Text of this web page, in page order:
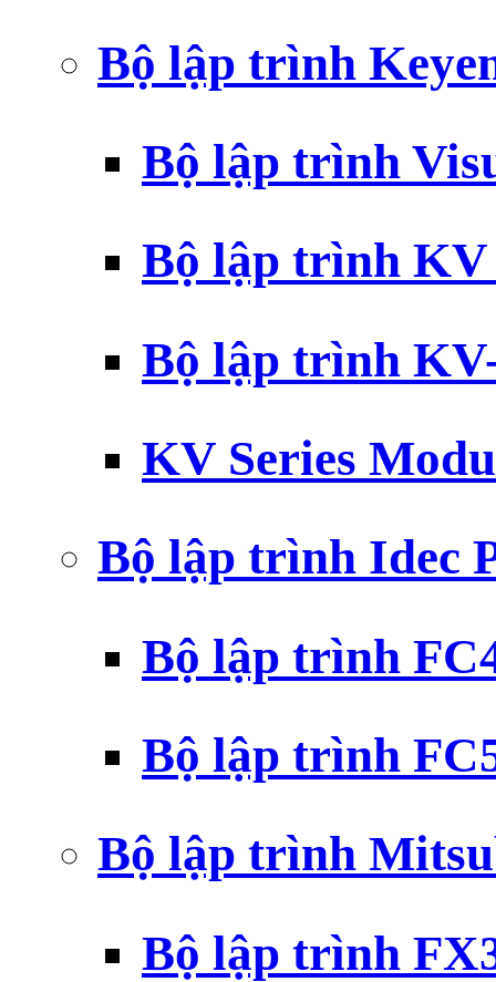
Bộ lập trình
Bộ lập trình
Bộ lập trình
Bộ lập trình
KV Series
Bộ lập trình Idec
Bộ lập trình
Bộ lập trình
Bộ lập trình
Bộ lập trình